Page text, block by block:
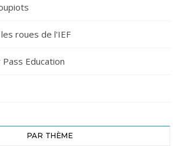
roues de l'IEF
Education
PAR THÈME